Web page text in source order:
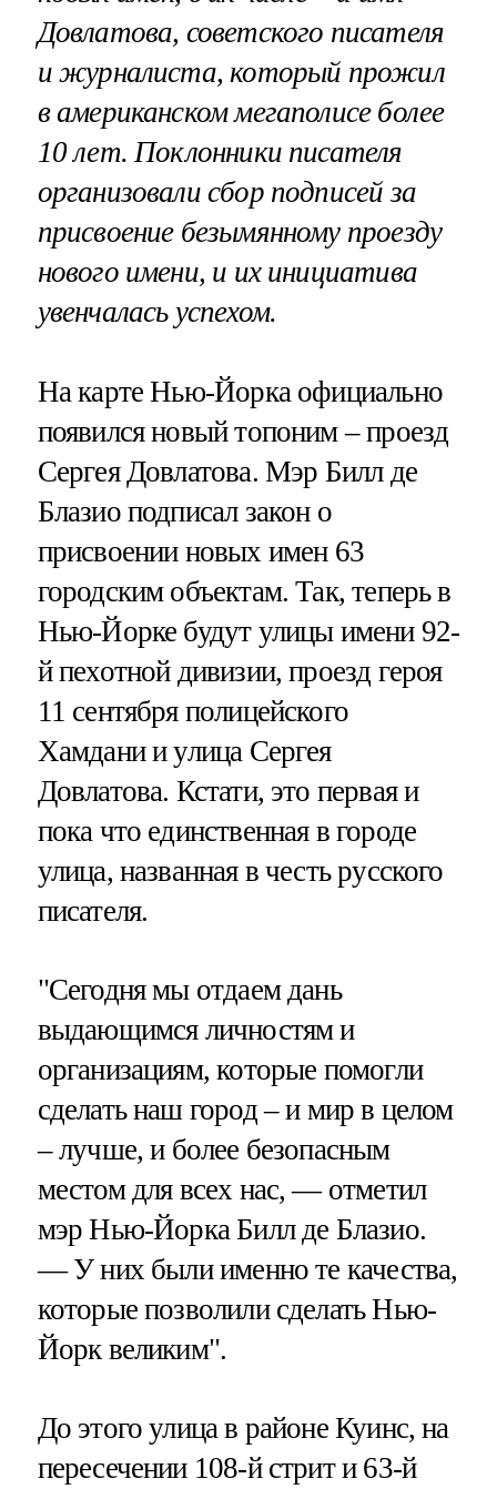
Довлатова, советского писателя
и журналиста, который прожил
в американском мегаполисе более
10 лет. Поклонники писателя
организовали сбор подписей за
присвоение безымянному проезду
нового имени, и их инициатива
увенчалась успехом.
На карте Нью-Йорка официально
появился новый топоним – проезд
Сергея Довлатова. Мэр Билл де
Блазио подписал закон о
присвоении новых имен 63
городским объектам. Так, теперь в
Нью-Йорке будут улицы имени 92-
й пехотной дивизии, проезд героя
11 сентября полицейского
Хамдани и улица Сергея
Довлатова. Кстати, это первая и
пока что единственная в городе
улица, названная в честь русского
писателя.
"Сегодня мы отдаем дань
выдающимся личностям и
организациям, которые помогли
сделать наш город – и мир в целом
– лучше, и более безопасным
местом для всех нас, — отметил
мэр Нью-Йорка Билл де Блазио.
— У них были именно те качества,
которые позволили сделать Нью-
Йорк великим".
До этого улица в районе Куинс, на
пересечении 108-й стрит и 63-й